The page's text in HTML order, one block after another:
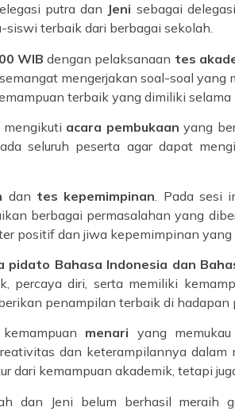
putra dan Jeni sebagai
terbaik dari berbagai sekolah.
WIB dengan pelaksanaan tes
mengerjakan soal-soal
terbaik yang dimiliki
mengikuti acara pembukaan yang
seluruh peserta agar dapat
dan tes kepemimpinan . Pada sesi
berbagai permasalahan yang
positif dan jiwa kepemimpinan
pidato Bahasa Indonesia dan
percaya diri, serta memiliki
penampilan terbaik di hadapan
menari yang
dan keterampilannya
dari kemampuan akademik, tetapi
dan Jeni belum berhasil meraih